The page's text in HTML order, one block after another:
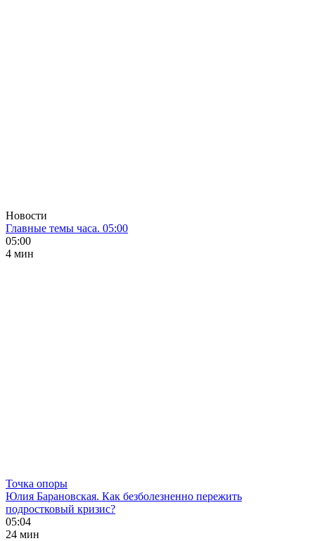
Новости
Главные темы часа. 05:00
05:00
4 мин
Точка опоры
Юлия Барановская. Как безболезненно пережить
подростковый кризис?
05:04
24 мин